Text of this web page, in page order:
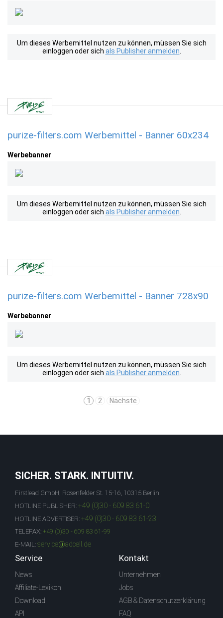
Um dieses Werbemittel nutzen zu können, müssen Sie sich
einloggen oder sich als Publisher anmelden
purize-filters.com Werbemittel - Banner 60x234
Werbebanner
Um dieses Werbemittel nutzen zu können, müssen Sie sich
einloggen oder sich als Publisher anmelden
purize-filters.com Werbemittel - Banner 728x90
Werbebanner
Um dieses Werbemittel nutzen zu können, müssen Sie sich
einloggen oder sich als Publisher anmelden
1 2 Nächste
SICHER. STARK. INTUITIV.
Firstlead GmbH, Rosenfelder St. 15-16, 10315 Berlin
HOTLINE PUBLISHER: +49 (0)30 - 609 83 61-0
HOTLINE ADVERTISER: +49 (0)30 - 609 83 61-23
TELEFAX: +49 (0)30 - 609 83 61-99
E-MAIL: service@adcell.de
Service
News
Affiliate-Lexikon
Download
API
Kontakt
Unternehmen
Jobs
AGB & Datenschutzerklärung
FAQ